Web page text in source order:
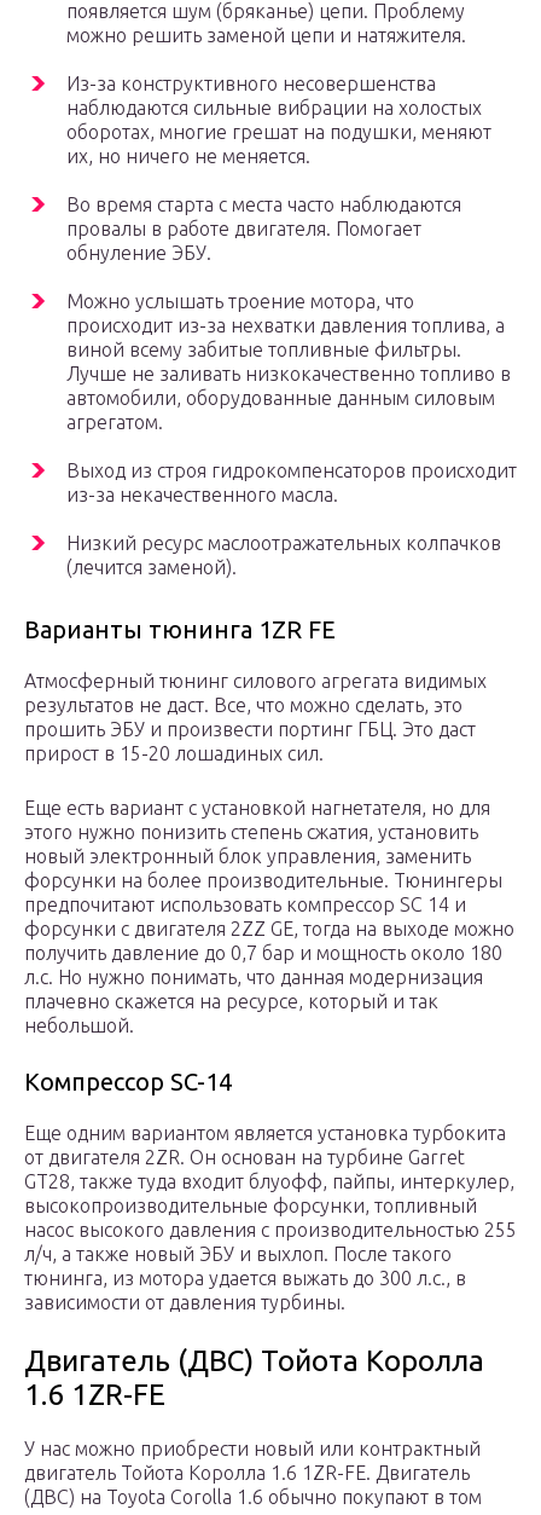
появляется шум (бряканье) цепи. Проблему
можно решить заменой цепи и натяжителя.
Из-за конструктивного несовершенства
наблюдаются сильные вибрации на холостых
оборотах, многие грешат на подушки, меняют
их, но ничего не меняется.
Во время старта с места часто наблюдаются
провалы в работе двигателя. Помогает
обнуление ЭБУ.
Можно услышать троение мотора, что
происходит из-за нехватки давления топлива, а
виной всему забитые топливные фильтры.
Лучше не заливать низкокачественно топливо в
автомобили, оборудованные данным силовым
агрегатом.
Выход из строя гидрокомпенсаторов происходит
из-за некачественного масла.
Низкий ресурс маслоотражательных колпачков
(лечится заменой).
Варианты тюнинга 1ZR FE
Атмосферный тюнинг силового агрегата видимых
результатов не даст. Все, что можно сделать, это
прошить ЭБУ и произвести портинг ГБЦ. Это даст
прирост в 15-20 лошадиных сил.
Еще есть вариант с установкой нагнетателя, но для
этого нужно понизить степень сжатия, установить
новый электронный блок управления, заменить
форсунки на более производительные. Тюнингеры
предпочитают использовать компрессор SC 14 и
форсунки с двигателя 2ZZ GE, тогда на выходе можно
получить давление до 0,7 бар и мощность около 180
л.с. Но нужно понимать, что данная модернизация
плачевно скажется на ресурсе, который и так
небольшой.
Компрессор SC-14
Еще одним вариантом является установка турбокита
от двигателя 2ZR. Он основан на турбине Garret
GT28, также туда входит блуофф, пайпы, интеркулер,
высокопроизводительные форсунки, топливный
насос высокого давления с производительностью 255
л/ч, а также новый ЭБУ и выхлоп. После такого
тюнинга, из мотора удается выжать до 300 л.с., в
зависимости от давления турбины.
Двигатель (ДВС) Тойота Королла
1.6 1ZR-FE
У нас можно приобрести новый или контрактный
двигатель Тойота Королла 1.6 1ZR-FE. Двигатель
(ДВС) на Toyota Corolla 1.6 обычно покупают в том